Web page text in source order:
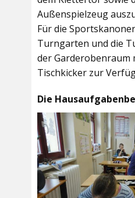
Außenspielzeug
Für die
Turngarten und die
derGarderobenraum
Tischkicker zur
Die